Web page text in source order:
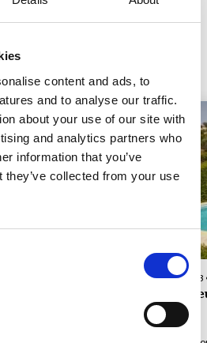
content and ads, to
and to analyse our traffic.
about your use of our site with
and analytics partners who
information that you’ve
they’ve collected from your use
utsikt over Cannes-
Hus-ID